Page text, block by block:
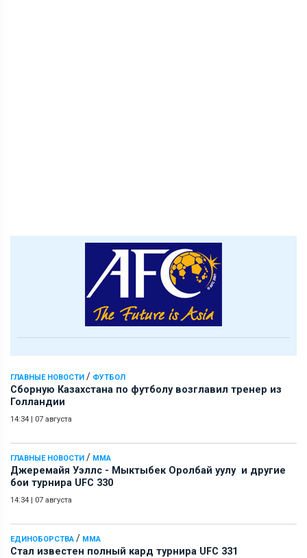
ГЛАВНЫЕ НОВОСТИ / ФУТБОЛ
Сборную Казахстана по футболу возглавил тренер из
Голландии
14:34 | 07 августа
ГЛАВНЫЕ НОВОСТИ / ММА
Джеремайя Уэллс - Мыктыбек Оролбай уулу и другие
бои турнира UFC 330
14:34 | 07 августа
ЕДИНОБОРСТВА / ММА
Стал известен полный кард турнира UFC 331